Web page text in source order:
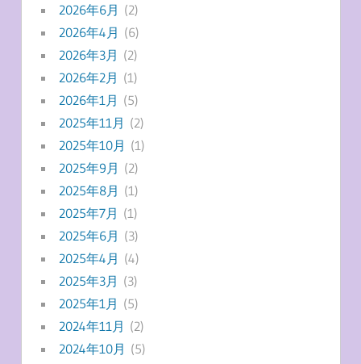
2026年6月 (2)
2026年4月 (6)
2026年3月 (2)
2026年2月 (1)
2026年1月 (5)
2025年11月 (2)
2025年10月 (1)
2025年9月 (2)
2025年8月 (1)
2025年7月 (1)
2025年6月 (3)
2025年4月 (4)
2025年3月 (3)
2025年1月 (5)
2024年11月 (2)
2024年10月 (5)